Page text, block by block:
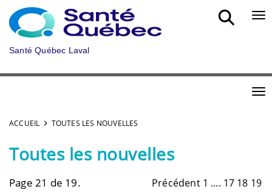
Aller au menu principal
Santé Québec Laval
ACCUEIL TOUTES LES NOUVELLES
Toutes les nouvelles
Page 21 de 19. Précédent 1 .... 17 18 19